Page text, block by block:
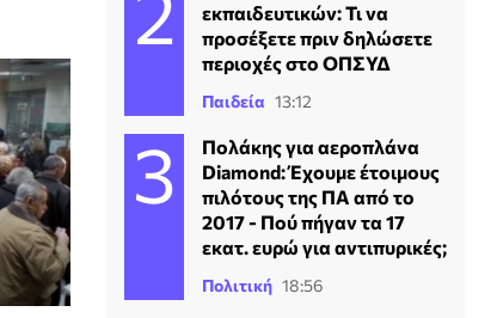
εκπαιδευτικών: Τι να
προσέξετε πριν δηλώσετε
περιοχές στο ΟΠΣΥΔ
Παιδεία 13:12
Πολάκης για αεροπλάνα
Diamond: Έχουμε έτοιμους
πιλότους της ΠΑ από το
2017 - Πού πήγαν τα 17
εκατ. ευρώ για αντιπυρικές;
Πολιτική 18:56